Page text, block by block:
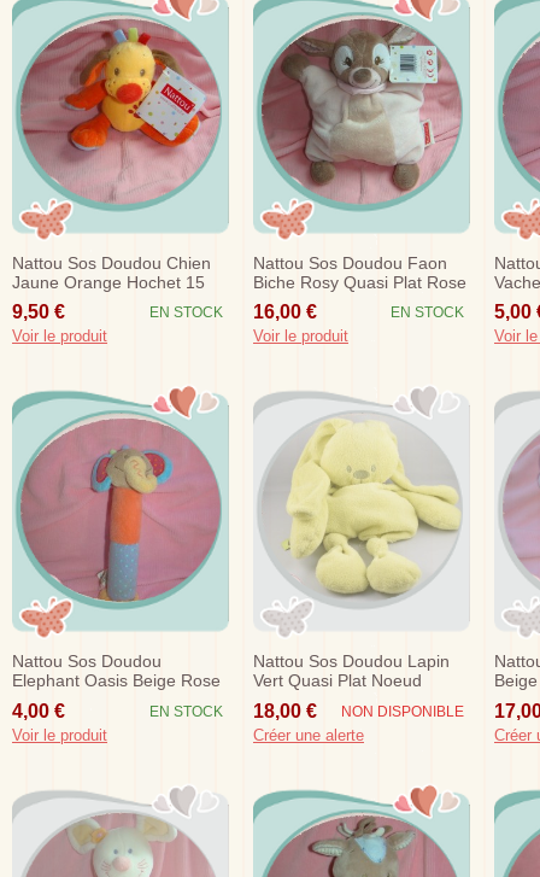
Nattou Sos Doudou Chien
Jaune Orange Hochet 15
Cm
9,50 € EN STOCK
Voir le produit
Nattou Sos Doudou Faon
Biche Rosy Quasi Plat Rose
Marron
16,00 € EN STOCK
Voir le produit
Rond
5,00
Voir
Nattou Sos Doudou
Elephant Oasis Beige Rose
Bleu Baton Hochet
4,00 € EN STOCK
Voir le produit
Nattou Sos Doudou Lapin
Vert Quasi Plat Noeud
18,00 € NON DISPONIBLE
Créer une alerte Créer